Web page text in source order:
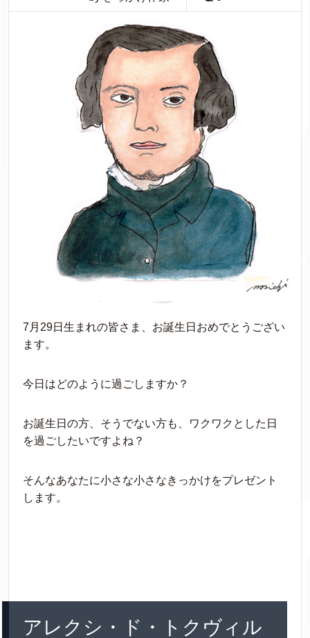
7月29日生まれの皆さま、お誕生日おめでとうござい
ます。
今日はどのように過ごしますか？
お誕生日の方、そうでない方も、ワクワクとした日
を過ごしたいですよね？
そんなあなたに小さな小さなきっかけをプレゼント
します。
アレクシ・ド・トクヴィル